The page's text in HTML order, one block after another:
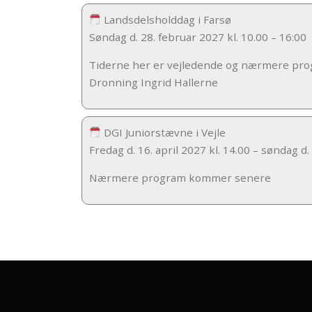
Landsdelsholddag i Farsø
Søndag d. 28. februar 2027 kl. 10.00 – 16:00
Tiderne her er vejledende og nærmere
Dronning Ingrid Hallerne
DGI Juniorstævne i Vejle
Fredag d. 16. april 2027 kl. 14.00 – søndag
Nærmere program kommer senere